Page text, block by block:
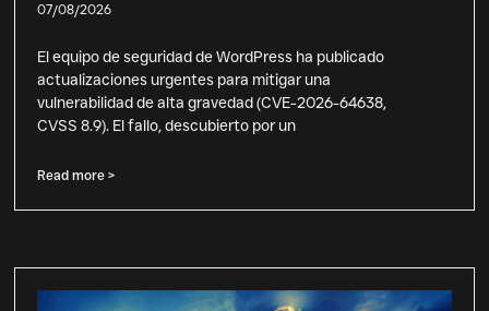
07/08/2026
El equipo de seguridad de WordPress ha publicado
actualizaciones urgentes para mitigar una
vulnerabilidad de alta gravedad (CVE-2026-64638,
CVSS 8.9). El fallo, descubierto por un
Read more >